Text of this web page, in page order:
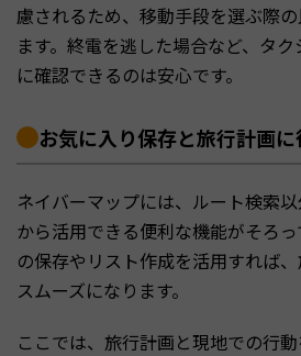
慮されるため、移動手段を選ぶ際
ます。終電を逃した場合など、タ
に確認できるのは安心です。
お気に入り保存と旅行計画
ネイバーマップには、ルート検索
から活用できる便利な機能がそろ
の保存やリスト作成を活用すれば
スムーズになります。
ここでは、旅行計画と現地での行